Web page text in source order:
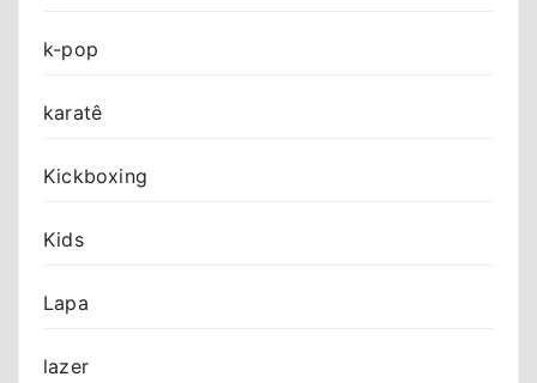
k-pop
karatê
Kickboxing
Kids
Lapa
lazer